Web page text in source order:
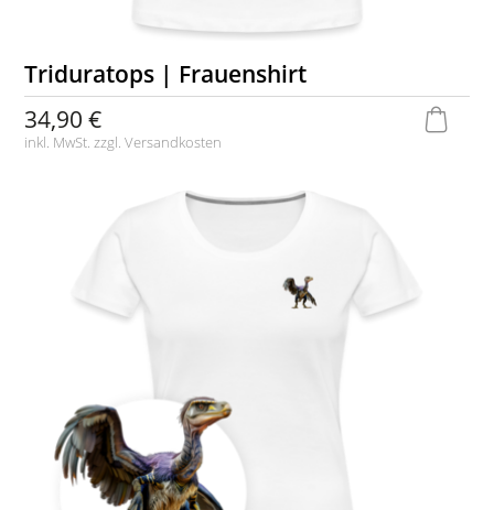
Triduratops | Frauenshirt
34,90 €
inkl. MwSt. zzgl.Versandkosten